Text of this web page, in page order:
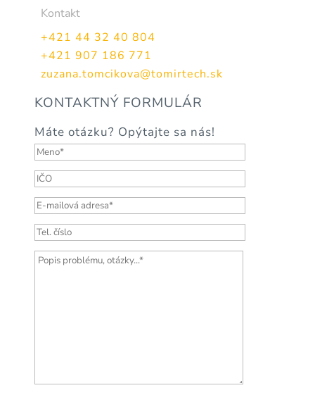
Kontakt
+421 44 32 40 804
+421 907 186 771
zuzana.tomcikova@tomirtech.sk
KONTAKTNÝ FORMULÁR
Máte otázku? Opýtajte sa nás!